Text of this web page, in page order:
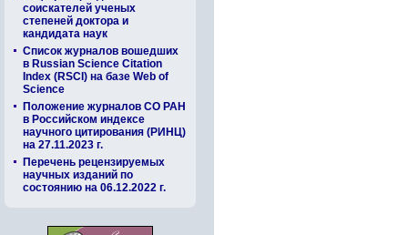
соискателей ученых
степеней доктора и
кандидата наук
Список журналов вошедших
в Russian Science Citation
Index (RSCI) на базе Web of
Science
Положение журналов СО РАН
в Российском индексе
научного цитирования (РИНЦ)
на 27.11.2023 г.
Перечень рецензируемых
научных изданий по
состоянию на 06.12.2022 г.